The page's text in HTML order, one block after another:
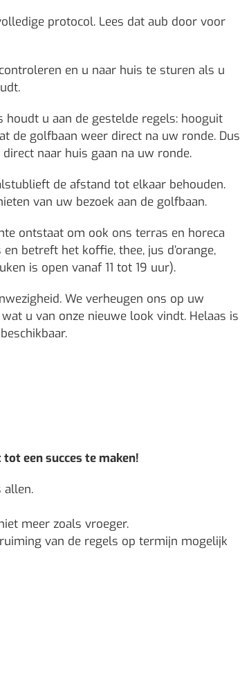
protocol. Lees dat aub door voor
en u naar huis te sturen als u
houdt u aan de gestelde regels: hooguit
de golfbaan weer direct na uw ronde. Dus
naar huis gaan na uw ronde.
de afstand tot elkaar behouden.
van uw bezoek aan de golfbaan.
ontstaat om ook ons terras en horeca
betreft het koffie, thee, jus d’orange,
is open vanaf 11 tot 19 uur).
We verheugen ons op uw
u van onze nieuwe look vindt. Helaas is
een succes te maken!
allen.
meer zoals vroeger.
van de regels op termijn mogelijk